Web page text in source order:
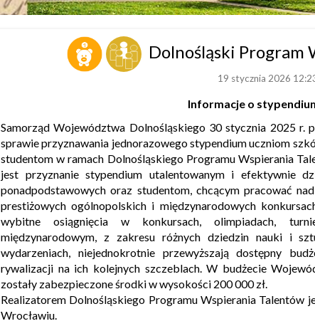
Dolnośląski Program
19 stycznia 2026
Informacje o
Samorząd Województwa Dolnośląskiego 30 stycznia 2025 r.
sprawie przyznawania jednorazowego stypendium uczniom
studentom w ramach Dolnośląskiego Programu Wspierania
jest przyznanie stypendium utalentowanym i efektywnie
ponadpodstawowych oraz studentom, chcącym pracować
prestiżowych ogólnopolskich i międzynarodowych
wybitne osiągnięcia w konkursach, olimpiadach,
międzynarodowym, z zakresu różnych dziedzin nauki i
wydarzeniach, niejednokrotnie przewyższają dostępny
rywalizacji na ich kolejnych szczeblach. W budżecie
zostały zabezpieczone środki w wysokości 200 000 zł.
Realizatorem Dolnośląskiego Programu Wspierania Talentów
Wrocławiu.